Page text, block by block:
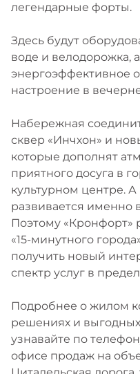
легендарные форты.
Здесь будут
воде и велодорожка,
энергоэффективное
настроение в
Набережная
сквер «Инчхон» и
которые дополнят
приятного досуга в
культурном центре.
развивается именно
Поэтому «Кронфорт»
«15-минутного
получить новый
спектр услуг в
Подробнее о жилом
решениях и
узнавайте по
офисе продаж на